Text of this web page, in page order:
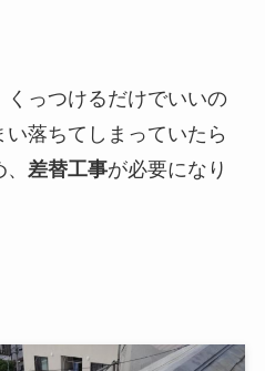
っつけるだけでいいの
落ちてしまっていたら
差替工事が必要になり